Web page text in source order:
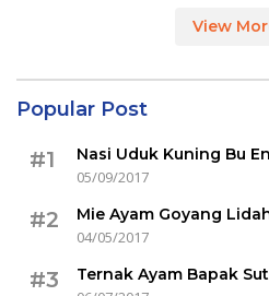
View
Popular Post
#1
Nasi Uduk Kuning Bu
05/09/2017
#2
Mie Ayam Goyang
04/05/2017
#3
Ternak Ayam Bapak